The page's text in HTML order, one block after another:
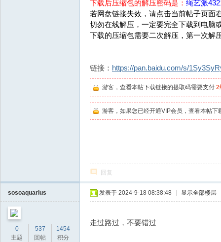
下载后压缩包的解压密码是： 绳艺派
若网盘链接失效，请点击当前帖子页面
切勿在线解压，一定要完全下载到电脑
下载的压缩包需要二次解压，第一次解
链接： https://pan.baidu.com/s/
游客，查看本帖下载链接的提取码需要支付 2
游客，如果您已经开通VIP会员，查看本帖下
回复
sosoaquarius
0
主题
537
回帖
1454
积分
发表于 2024-9-18 08:38:48 显示全部楼层
走过路过，不要错过